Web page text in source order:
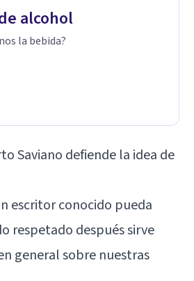
alcohol
la bebida?
Saviano defiende la idea de
escritor conocido pueda
respetado después sirve
general sobre nuestras